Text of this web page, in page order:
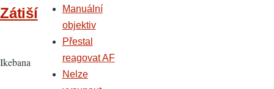
Zátiší
Ikebana
Manuální
objektiv
Přestal
reagovat AF
Nelze